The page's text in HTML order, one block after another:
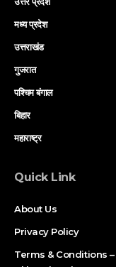
मध्य प्रदेश
उत्तराखंड
गुजरात
पश्चिम बंगाल
बिहार
महाराष्ट्र
Quick Link
About Us
Privacy Policy
Terms & Conditions –